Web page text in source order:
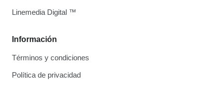
Información
Términos y condiciones
Política de privacidad
Linemedia Digital ™